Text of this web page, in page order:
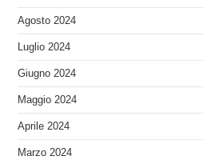
Agosto 2024
Luglio 2024
Giugno 2024
Maggio 2024
Aprile 2024
Marzo 2024